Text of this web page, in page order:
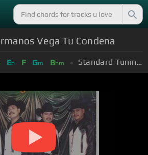
Vega Tu Condena
Eb F Gm Bbm Standard Tuning (EADGBE)